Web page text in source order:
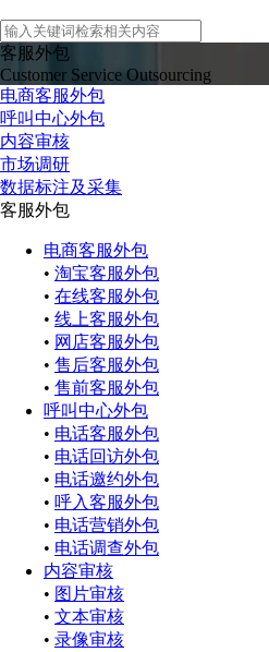
客服外包
Customer Service Outsourcing
电商客服外包
呼叫中心外包
内容审核
市场调研
数据标注及采集
客服外包
电商客服外包
• 淘宝客服外包
• 在线客服外包
• 线上客服外包
• 网店客服外包
• 售后客服外包
• 售前客服外包
呼叫中心外包
• 电话客服外包
• 电话回访外包
• 电话邀约外包
• 呼入客服外包
• 电话营销外包
• 电话调查外包
内容审核
• 图片审核
• 文本审核
• 录像审核